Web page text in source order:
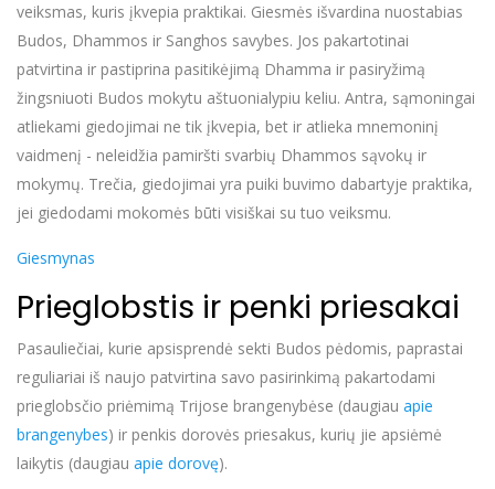
veiksmas, kuris įkvepia praktikai. Giesmės išvardina nuostabias
Budos, Dhammos ir Sanghos savybes. Jos pakartotinai
patvirtina ir pastiprina pasitikėjimą Dhamma ir pasiryžimą
žingsniuoti Budos mokytu aštuonialypiu keliu. Antra, sąmoningai
atliekami giedojimai ne tik įkvepia, bet ir atlieka mnemoninį
vaidmenį - neleidžia pamiršti svarbių Dhammos sąvokų ir
mokymų. Trečia, giedojimai yra puiki buvimo dabartyje praktika,
jei giedodami mokomės būti visiškai su tuo veiksmu.
Giesmynas
Prieglobstis ir penki priesakai
Pasauliečiai, kurie apsisprendė sekti Budos pėdomis, paprastai
reguliariai iš naujo patvirtina savo pasirinkimą pakartodami
prieglobsčio priėmimą Trijose brangenybėse (daugiau apie
brangenybes) ir penkis dorovės priesakus, kurių jie apsiėmė
laikytis (daugiau apie dorovę).